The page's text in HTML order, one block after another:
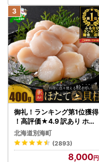
御礼！ランキング第1位獲得
！高評価★4.9 訳あり ホタ
テ 400g（ほたて 帆立 貝柱
冷凍 ）
北海道別海町
(2893)
8,000